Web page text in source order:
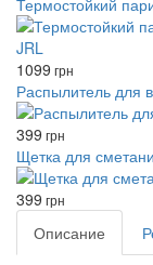
Термостойкий
1099 грн
Распылитель для
399 грн
Щетка для
399 грн
Описание